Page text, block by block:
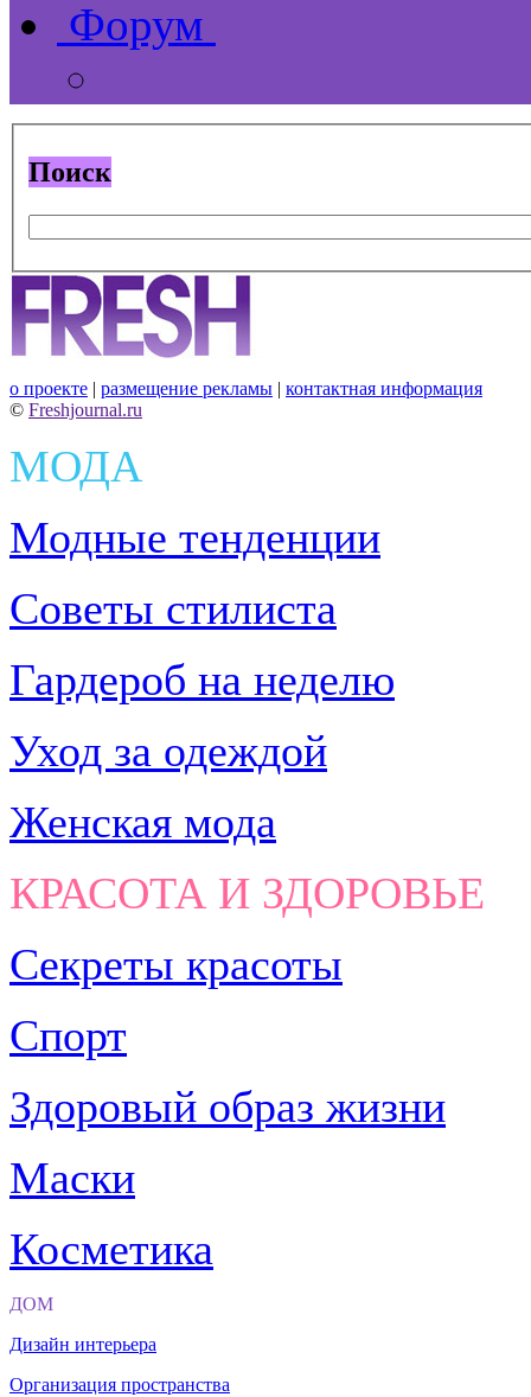
Форум
Поиск
о проекте | размещение рекламы | контактная информация
© Freshjournal.ru
МОДА
Модные тенденции
Советы стилиста
Гардероб на неделю
Уход за одеждой
Женская мода
КРАСОТА И ЗДОРОВЬЕ
Секреты красоты
Спорт
Здоровый образ жизни
Маски
Косметика
ДОМ
Дизайн интерьера
Организация пространства